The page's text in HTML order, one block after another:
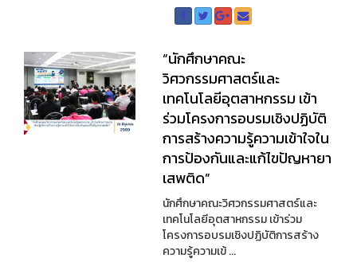
“นักศึกษาคณะ
วิศวกรรมศาสตร์และ
เทคโนโลยีอุตสาหกรรม เข้า
ร่วมโครงการอบรมเชิงปฏิบัติ
การสร้างความรู้ความเข้าใจใน
การป้องกันและแก้ไขปัญหายา
เสพติด”
นักศึกษาคณะวิศวกรรมศาสตร์และ
เทคโนโลยีอุตสาหกรรม เข้าร่วม
โครงการอบรมเชิงปฏิบัติการสร้าง
ความรู้ความเข้ ...